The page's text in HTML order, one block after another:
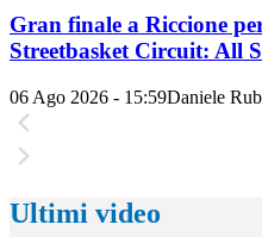
Gran finale a Riccione
Streetbasket Circuit: All
06 Ago 2026 - 15:59Daniele
Ultimi video